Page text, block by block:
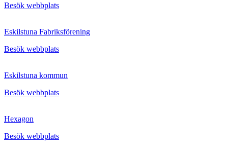
Besök webbplats
Eskilstuna Fabriksförening
Besök webbplats
Eskilstuna kommun
Besök webbplats
Hexagon
Besök webbplats